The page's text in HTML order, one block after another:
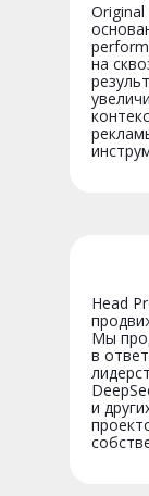
на
Head
Мы
в
и